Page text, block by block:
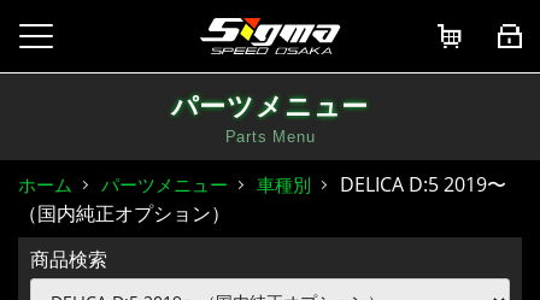
パーツメニュー
Parts Menu
ホーム パーツメニュー 車種別
DELICA D:5 2019〜
（国内純正オプション）
商品検索